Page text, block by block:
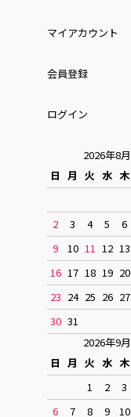
マイアカウント
会員登録
ログイン
2026年8月
日
月 火 水 木
2
3 4 5 6
9
10 11 12 13
16 17 18 19 20
23 24 25 26 27
30 31
2026年9月
日
月 火 水 木
1
2 3
6
7 8 9 10